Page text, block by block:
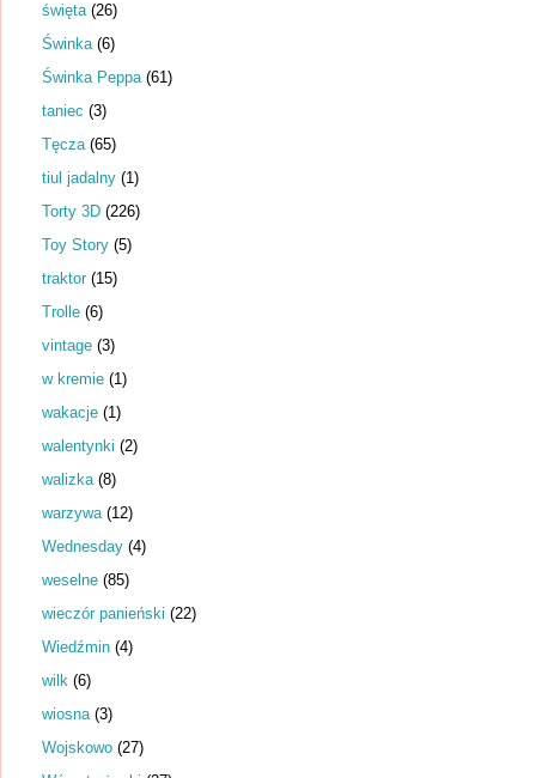
święta (26)
Świnka (6)
Świnka Peppa (61)
taniec (3)
Tęcza (65)
tiul jadalny (1)
Torty 3D (226)
Toy Story (5)
traktor (15)
Trolle (6)
vintage (3)
w kremie (1)
wakacje (1)
walentynki (2)
walizka (8)
warzywa (12)
Wednesday (4)
weselne (85)
wieczór panieński (22)
Wiedźmin (4)
wilk (6)
wiosna (3)
Wojskowo (27)